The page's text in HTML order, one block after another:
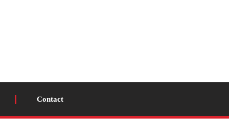
Contact